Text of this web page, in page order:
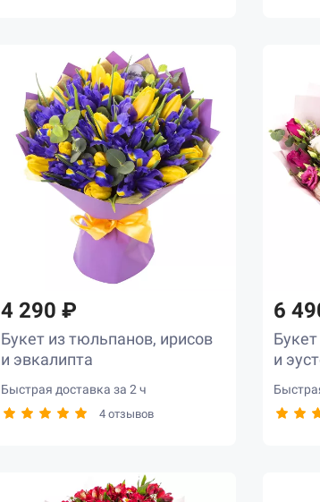
4 290 ₽
Букет из тюльпанов, ирисов
и эвкалипта
Быстрая доставка за 2 ч
4 отзывов
6
и